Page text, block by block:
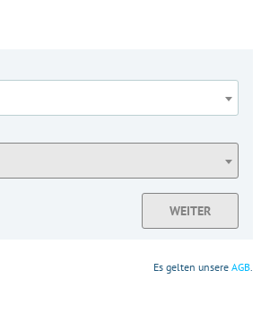
WEITER
Es gelten unsereAGB.